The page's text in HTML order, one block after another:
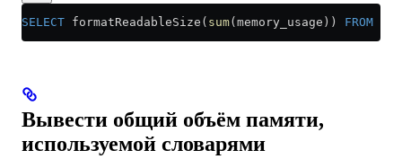
SELECT formatReadableSize( sum(memory_usage)) FROM
Вывести общий объём памяти,
используемой словарями